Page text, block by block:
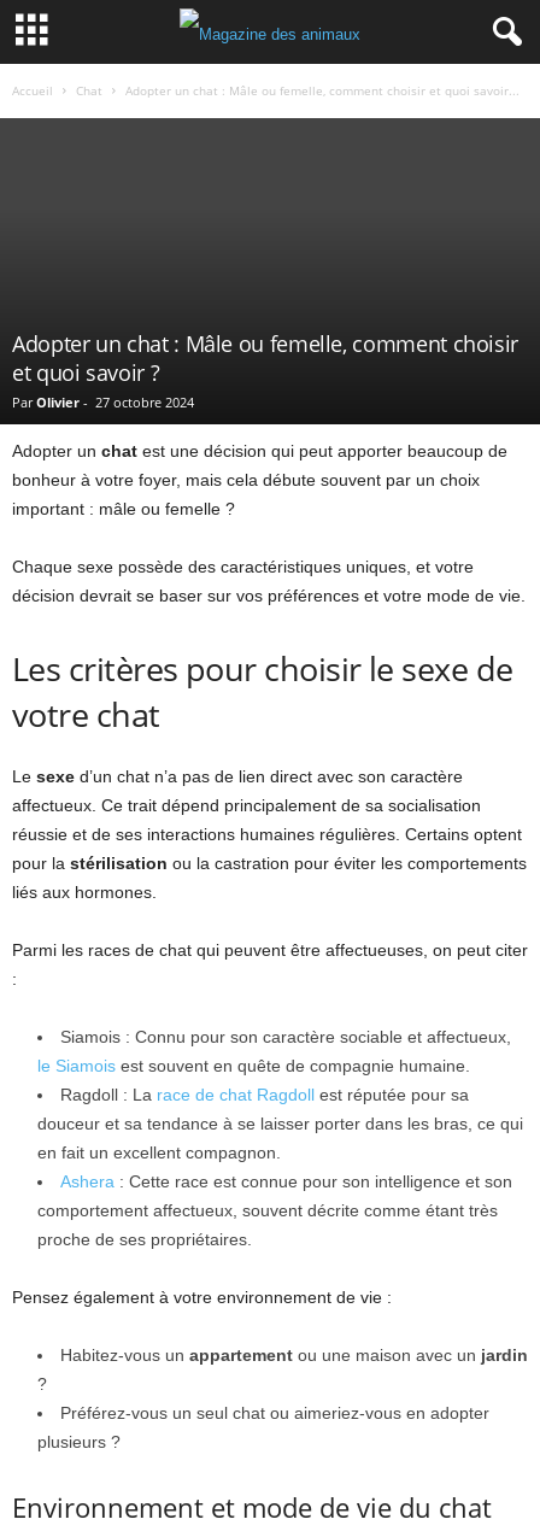
Accueil Chat Adopter un chat : Mâle ou femelle, comment choisir et quoi savoir...
Adopter un chat : Mâle ou femelle, comment choisir
et quoi savoir ?
Par Olivier - 27 octobre 2024
Adopter un chat est une décision qui peut apporter beaucoup de
bonheur à votre foyer, mais cela débute souvent par un choix
important : mâle ou femelle ?
Chaque sexe possède des caractéristiques uniques, et votre
décision devrait se baser sur vos préférences et votre mode de vie.
Les critères pour choisir le sexe de
votre chat
Le sexe d’un chat n’a pas de lien direct avec son caractère
affectueux. Ce trait dépend principalement de sa socialisation
réussie et de ses interactions humaines régulières. Certains optent
pour la stérilisation ou la castration pour éviter les comportements
liés aux hormones.
Parmi les races de chat qui peuvent être affectueuses, on peut citer
:
Siamois : Connu pour son caractère sociable et affectueux,
le Siamois est souvent en quête de compagnie humaine.
Ragdoll : La race de chat Ragdoll est réputée pour sa
douceur et sa tendance à se laisser porter dans les bras, ce qui
en fait un excellent compagnon.
Ashera : Cette race est connue pour son intelligence et son
comportement affectueux, souvent décrite comme étant très
proche de ses propriétaires.
Pensez également à votre environnement de vie :
Habitez-vous un appartement ou une maison avec un jardin
?
Préférez-vous un seul chat ou aimeriez-vous en adopter
plusieurs ?
Environnement et mode de vie du chat